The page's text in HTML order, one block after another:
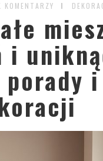
KOMENTARZY
i